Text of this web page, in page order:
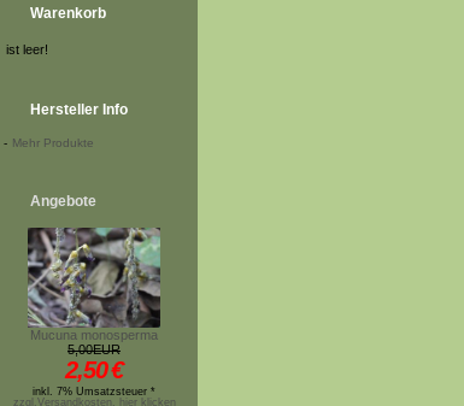
Warenkorb
ist leer!
Hersteller Info
- Mehr Produkte
Angebote
Mucuna monosperma
5,00EUR
2,50€
inkl. 7% Umsatzsteuer *
zzgl.Versandkosten, hier klicken